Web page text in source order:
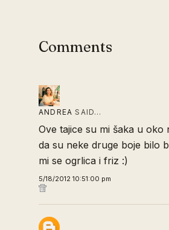
Comments
ANDREA SAID…
Ove tajice su mi šaka u oko
da su neke druge boje bilo
mi se ogrlica i friz :)
5/18/2012 10:51:00 pm